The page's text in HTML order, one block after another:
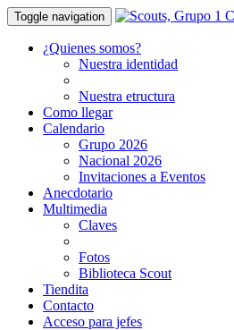
Toggle navigation
¿Quienes somos?
Nuestra identidad
Nuestra etructura
Como llegar
Calendario
Grupo 2026
Nacional 2026
Invitaciones a Eventos
Anecdotario
Multimedia
Claves
Fotos
Biblioteca Scout
Tiendita
Contacto
Acceso para jefes